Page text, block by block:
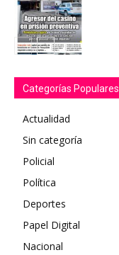
Categorías Populares
Actualidad
Sin categoría
Policial
Política
Deportes
Papel Digital
Nacional